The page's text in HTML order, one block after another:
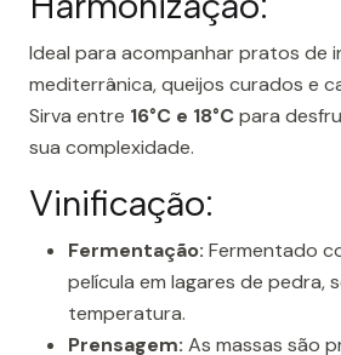
Ideal para acompanhar pratos de
mediterrânica, queijos curados e
Sirva entre 16°C e 18°Cpara
sua complexidade.
Vinificação:
Fermentação: Fermentado
película em lagares de pedra,
temperatura.
Prensagem: As massas são